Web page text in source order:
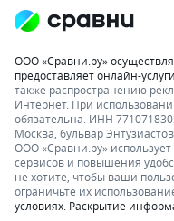
ООО «Сравни.ру»
предоставляет онлайн-
также распространению
Интернет. При
обязательна. ИНН
Москва, бульвар
ООО «Сравни.ру» использует
сервисов и повышения
не хотите, чтобы ваши
ограничьте их
условиях. Раскрытие